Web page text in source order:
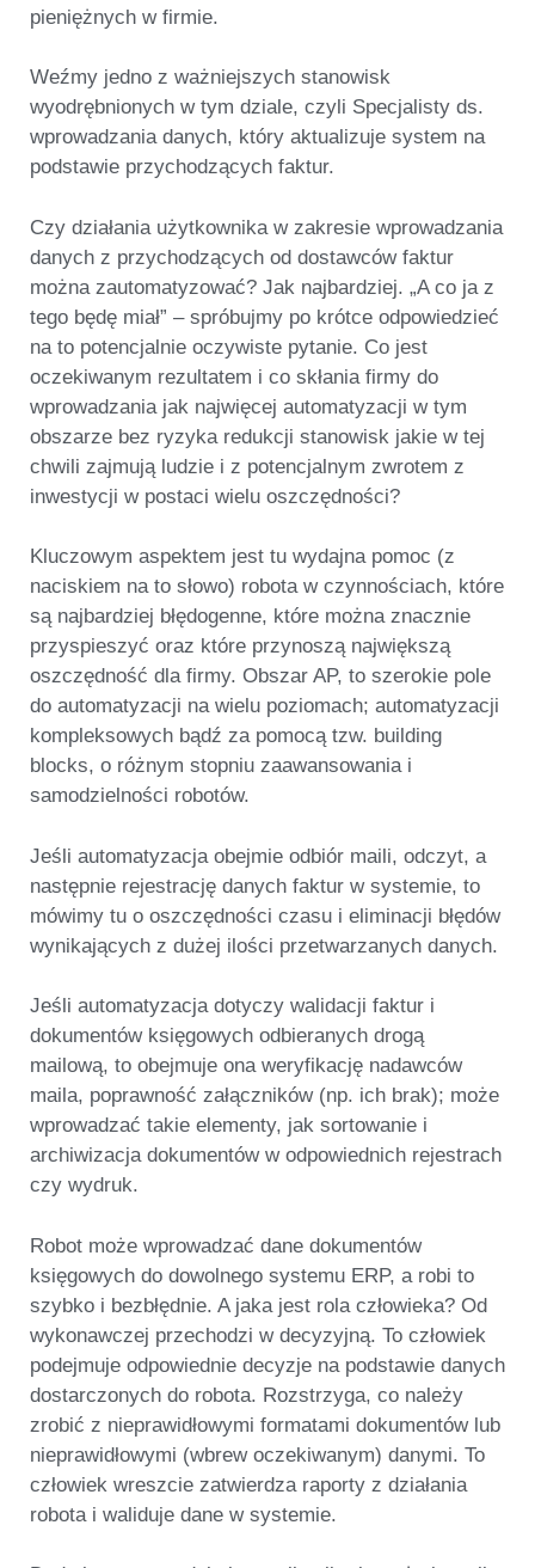
pieniężnych w firmie.
Weźmy jedno z ważniejszych stanowisk
wyodrębnionych w tym dziale, czyli Specjalisty ds.
wprowadzania danych, który aktualizuje system na
podstawie przychodzących faktur.
Czy działania użytkownika w zakresie wprowadzania
danych z przychodzących od dostawców faktur
można zautomatyzować? Jak najbardziej. „A co ja z
tego będę miał” – spróbujmy po krótce odpowiedzieć
na to potencjalnie oczywiste pytanie. Co jest
oczekiwanym rezultatem i co skłania firmy do
wprowadzania jak najwięcej automatyzacji w tym
obszarze bez ryzyka redukcji stanowisk jakie w tej
chwili zajmują ludzie i z potencjalnym zwrotem z
inwestycji w postaci wielu oszczędności?
Kluczowym aspektem jest tu wydajna pomoc (z
naciskiem na to słowo) robota w czynnościach, które
są najbardziej błędogenne, które można znacznie
przyspieszyć oraz które przynoszą największą
oszczędność dla firmy. Obszar AP, to szerokie pole
do automatyzacji na wielu poziomach; automatyzacji
kompleksowych bądź za pomocą tzw. building
blocks, o różnym stopniu zaawansowania i
samodzielności robotów.
Jeśli automatyzacja obejmie odbiór maili, odczyt, a
następnie rejestrację danych faktur w systemie, to
mówimy tu o oszczędności czasu i eliminacji błędów
wynikających z dużej ilości przetwarzanych danych.
Jeśli automatyzacja dotyczy walidacji faktur i
dokumentów księgowych odbieranych drogą
mailową, to obejmuje ona weryfikację nadawców
maila, poprawność załączników (np. ich brak); może
wprowadzać takie elementy, jak sortowanie i
archiwizacja dokumentów w odpowiednich rejestrach
czy wydruk.
Robot może wprowadzać dane dokumentów
księgowych do dowolnego systemu ERP, a robi to
szybko i bezbłędnie. A jaka jest rola człowieka? Od
wykonawczej przechodzi w decyzyjną. To człowiek
podejmuje odpowiednie decyzje na podstawie danych
dostarczonych do robota. Rozstrzyga, co należy
zrobić z nieprawidłowymi formatami dokumentów lub
nieprawidłowymi (wbrew oczekiwanym) danymi. To
człowiek wreszcie zatwierdza raporty z działania
robota i waliduje dane w systemie.